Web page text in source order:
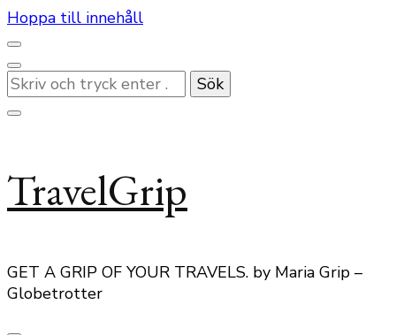
Hoppa till innehåll
Letar
du
efter
TravelGrip
GET A GRIP OF YOUR TRAVELS. by Maria Grip –
Globetrotter